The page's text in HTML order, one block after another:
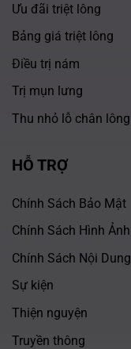
Ưu đãi triệt lông
Bảng giá triệt lông
Điều trị nám
Trị mụn lưng
Thu nhỏ lỗ chân lông
HỖ TRỢ
Chính Sách Bảo Mật
Chính Sách Hình Ảnh
Chính Sách Nội Dung
Sự kiện
Thiện nguyện
Truyền thông